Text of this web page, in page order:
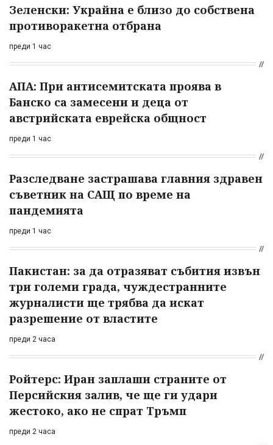
Зеленски: Украйна е близо до собствена
противоракетна отбрана
преди 1 час
АПА: При антисемитската проява в
Банско са замесени и деца от
австрийската еврейска общност
преди 1 час
Разследване застрашава главния здравен
съветник на САЩ по време на
пандемията
преди 1 час
Пакистан: за да отразяват събития извън
три големи града, чуждестранните
журналисти ще трябва да искат
разрешение от властите
преди 2 часа
Ройтерс: Иран заплаши страните от
Персийския залив, че ще ги удари
жестоко, ако не спрат Тръмп
преди 2 часа